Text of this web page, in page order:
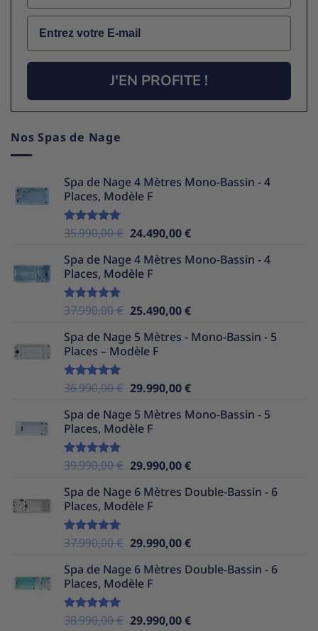
Email
J'EN PROFITE !
Nos Spas de Nage
Spa de Nage 4 Mètres Mono-Bassin - 4
Places, Modèle F
Note5.00
35.990,00€ Le
initial
était :
24.490,00€Le
actuel
Spa de Nage 4 Mètres Mono-Bassin - 4
Places, Modèle F
Note5.00
37.990,00€ Le
initial
était :
25.490,00€Le
actuel
Spa de Nage 5 Mètres - Mono-Bassin - 5
Places – Modèle F
Note5.00
36.990,00€ Le
initial
était :
29.990,00€Le
actuel
Spa de Nage 5 Mètres Mono-Bassin - 5
Places, Modèle F
Note5.00
39.990,00€ Le
initial
était :
29.990,00€Le
actuel
Spa de Nage 6 Mètres Double-Bassin - 6
Places, Modèle F
Note5.00
37.990,00€ Le
initial
était :
29.990,00€Le
actuel
Spa de Nage 6 Mètres Double-Bassin - 6
Places, Modèle F
Note5.00
38.990,00€ Le
29.990,00€Le